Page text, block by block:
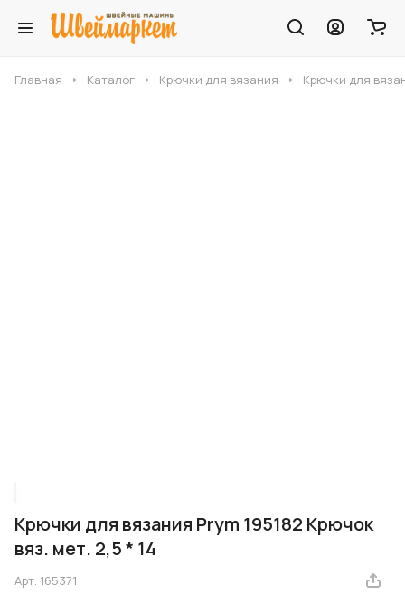
Главная Каталог Крючки для вязания Крючки для
Крючки для вязания Prym 195182 Крючок
вяз. мет. 2,5 * 14
Арт. 165371